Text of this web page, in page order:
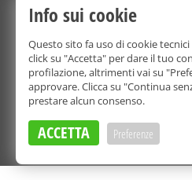
©Copyright
Bmedia Srl
La riproduzione totale o parziale
forma, su qualsiasi
Balarm.it è una testata giornalistica
Tribunale di Palermo
Direttore
Privacy e
Info sui cookie
Questo sito fa uso di cookie
click su "Accetta" per dare il tuo
profilazione, altrimenti vai su
approvare. Clicca su "Continua
prestare alcun consenso.
ACCETTA Preferenze